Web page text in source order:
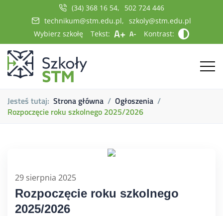
(34) 368 16 54
502 724 446
technikum@stm.edu.pl
szkoly@stm.edu.pl
Wybierz szkołę
Tekst: A+ A- Kontrast:
Jesteś tutaj: Strona główna
Ogłoszenia
Rozpoczęcie roku szkolnego 2025/2026
29 sierpnia 2025
Rozpoczęcie roku szkolnego
2025/2026